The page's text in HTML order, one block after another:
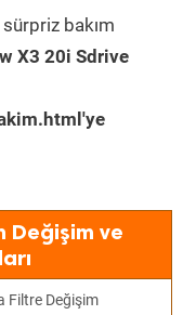
bakım
X3 20i Sdrive
Değişim ve
Filtre Değişim